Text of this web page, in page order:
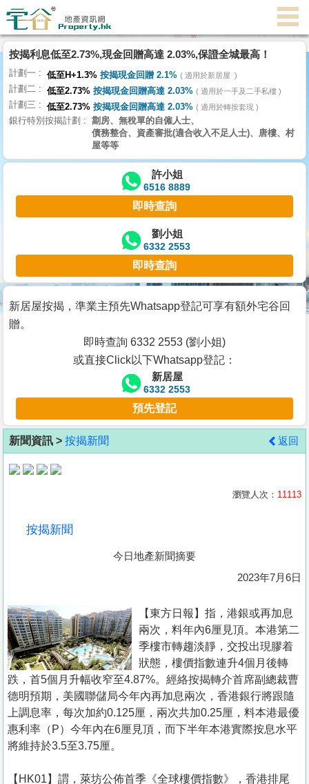
代
理
主
頁
搵
樓/
交
業
主
宅
谷
按
客
地
產
置
業
手
冊
關
於
我
們
按揭利息低至2.73%,現金回贈高達 2.03%,保證全城最高！
計劃一 低至H+1.3% 按揭現金回贈 2.1% 適用於新居屋
計劃二 低至2.73% 按揭現金回贈高達 2.03% 適用於一手及二手私樓
計劃三 低至2.73% 按揭現金回贈高達 2.03% 適用於轉按套現
銀行特別按揭計劃
劏房、無稅單的自僱人士、
債務整合、資產審批(適合收入不足人士)、唐樓、村
屋等等
許小姐
6516 8889
即時查詢
劉小姐
6332 2553
即時查詢
新居屋按揭，準業主預先Whatsapp登記可享有額外宅谷回
贈。
即時查詢 6332 2553 (劉小姐)
或直接Click以下Whatsapp登記：
新居屋
6332 2553
預先登記
新聞資訊 > 按揭新聞 返回
瀏覽人次： 11113
按揭新聞
今日地產新聞摘要
2023年7月6日
【東方日報】指，港銀或再加息
兩次，料年內6厘見頂。本港第二
季樓市轉趨淡靜，交投出現膠着
狀態，樓價指數連升4個月後轉
跌，首5個月升幅收窄至4.87%。經絡按揭轉介首席副總裁曹
德明預期，美國聯儲局今年內再加息兩次，香港銀行將跟隨
上調息率，每次加約0.125厘，兩次共加0.25厘，料本港最優
惠利率（P）今年內在6厘見頂，而下半年本港實際按息水平
將維持於3.5至3.75厘。
【HK01】謂，萊坊公佈首季《全球樓價指數》，香港排尾